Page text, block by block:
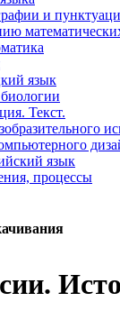
и
язык
Текст.
язык
процессы